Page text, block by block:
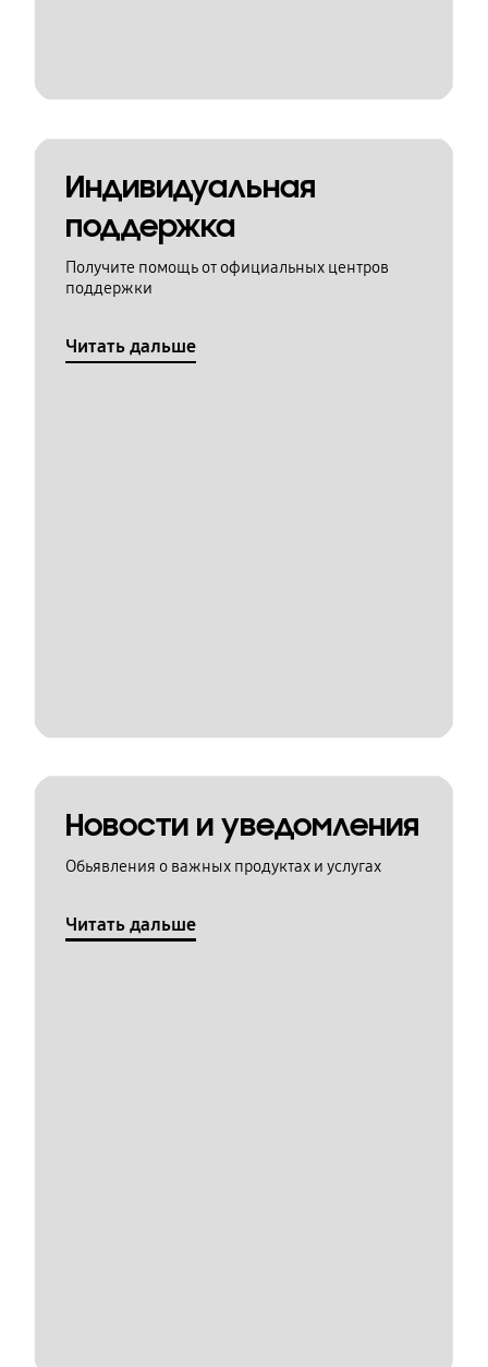
Индивидуальная
поддержка
Получите помощь от официальных центров
поддержки
Читать дальше
Новости и уведомления
Обьявления о важных продуктах и услугах
Читать дальше